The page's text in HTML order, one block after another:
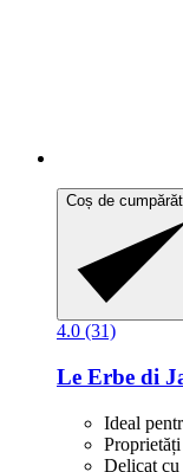
Coș de
4.0 (31)
Le Erbe di
Ideal
Delicat